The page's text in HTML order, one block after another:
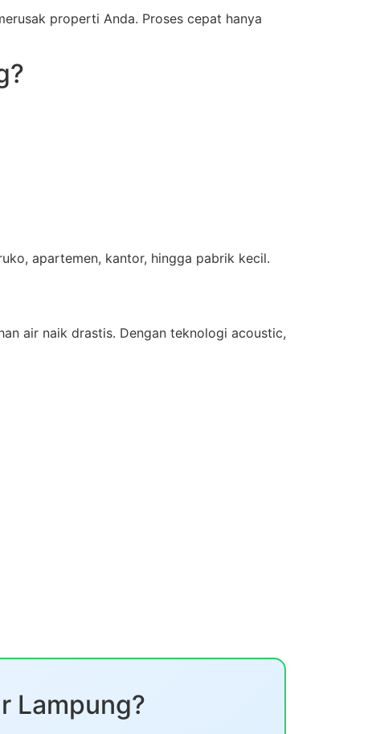
properti Anda. Proses cepat hanya
apartemen, kantor, hingga pabrik kecil.
air naik drastis. Dengan teknologi acoustic,
Lampung?